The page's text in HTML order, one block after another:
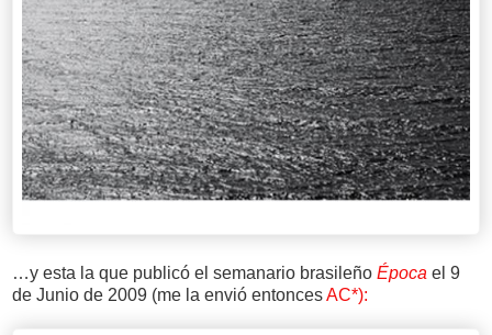
…y esta la que publicó el semanario brasileño Época el 9
de Junio de 2009 (me la envió entoncesAC*):